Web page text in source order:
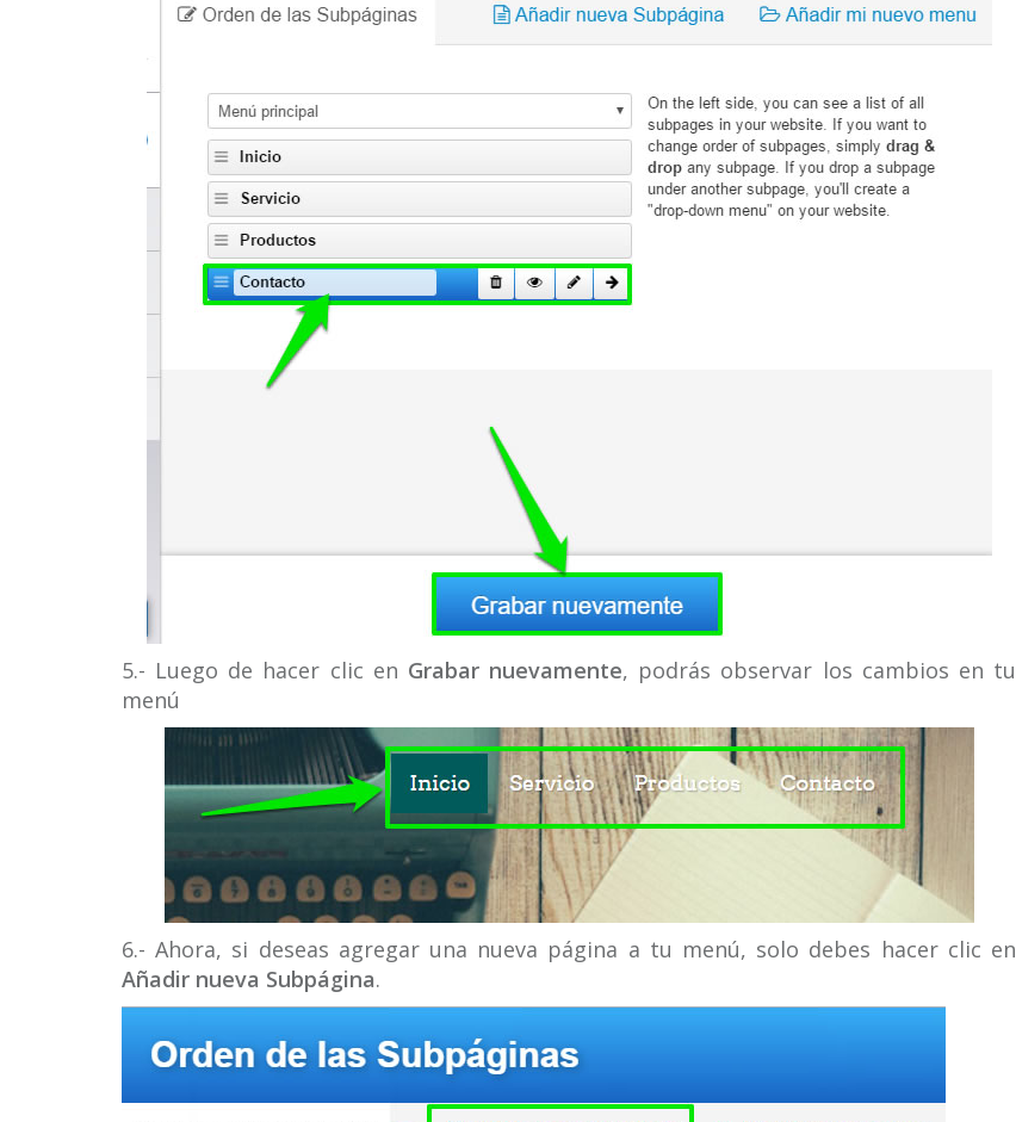
5.- Luego de hacer clic en Grabar nuevamente, podrás observar los cambios en tu
menú
6.- Ahora, si deseas agregar una nueva página a tu menú, solo debes hacer clic en
Añadir nueva Subpágina.